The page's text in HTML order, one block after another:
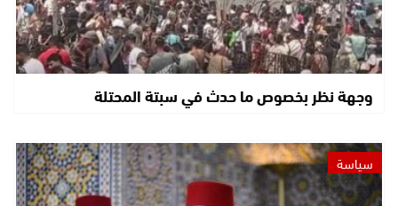
وجهة نظر بخصوص ما حدث في سبتة المحتلة
سياسة